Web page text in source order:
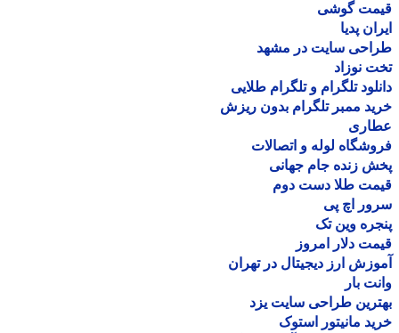
گوشی
پدیا
سایت در مشهد
نوزاد
تلگرام و تلگرام طلایی
ممبر تلگرام بدون ریزش
لوله و اتصالات
زنده جام جهانی
طلا دست دوم
اچ پی
وین تک
دلار امروز
ارز دیجیتال در تهران
بار
طراحی سایت یزد
مانیتور استوک